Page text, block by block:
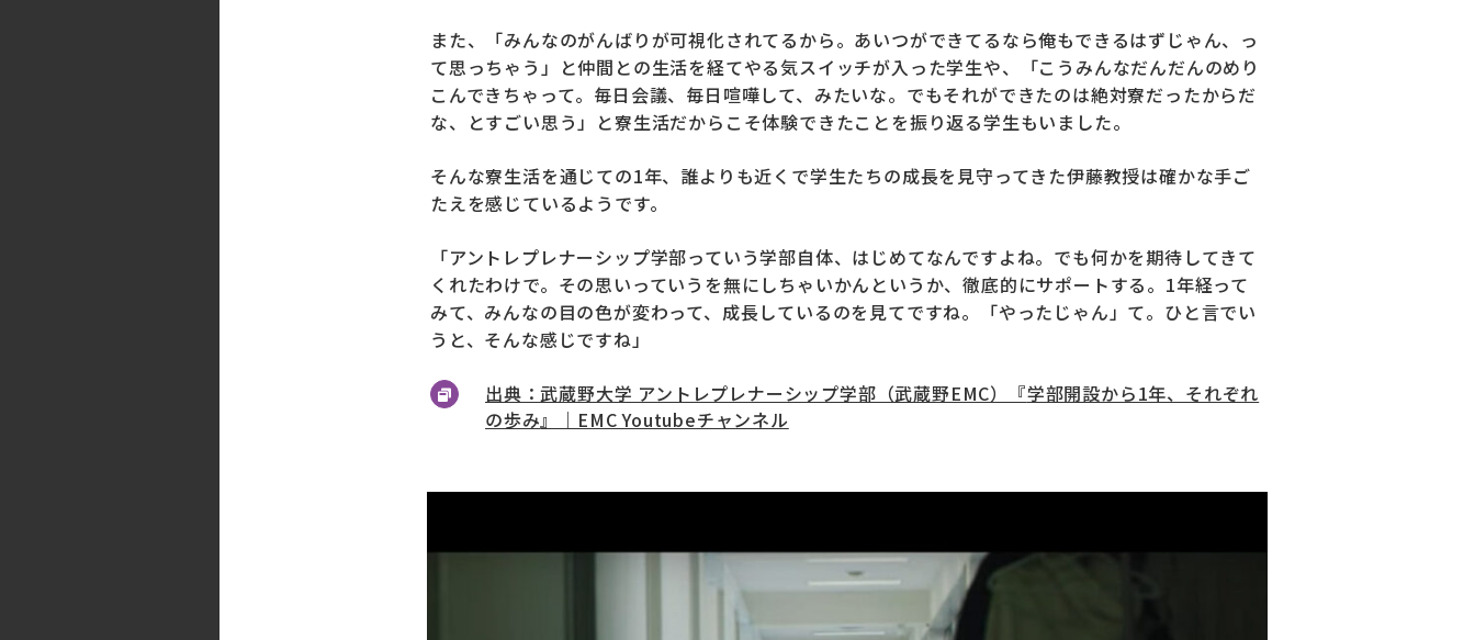
また、「みんなのがんばりが可視化されてるから。あいつができてるなら俺もできるはずじゃん、っ
て思っちゃう 」と仲間との生活を経てやる気スイッチが入った学生や、「こうみんなだんだんのめり
こんできちゃって。毎日会議、毎日喧嘩して、みたいな。でもそれができたのは絶対寮だったからだ
な、とすごい思う 」と寮生活だからこそ体験できたことを振り返る学生もいました。
そんな寮生活を通じての1年、誰よりも近くで学生たちの成長を見守ってきた伊藤教授は確かな手ご
たえを感じているようです。
「アントレプレナーシップ学部っていう学部自体、はじめてなんですよね。でも何かを期待してきて
くれたわけで。その思いっていうを無にしちゃいかんというか、徹底的にサポートする。1年経って
みて、みんなの目の色が変わって、成長しているのを見てですね。「やったじゃん」て。ひと言でい
うと、そんな感じですね 」
出典：武蔵野大学 アントレプレナーシップ学部（武蔵野EMC）『学部開設から1年、それぞれ
の歩み』｜EMC Youtubeチャンネル